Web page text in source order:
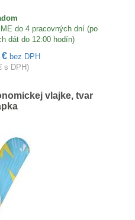
do 4 pracovných dní (po
dát do 12:00 hodín)
€ bez DPH
s DPH)
vlajke, tvar